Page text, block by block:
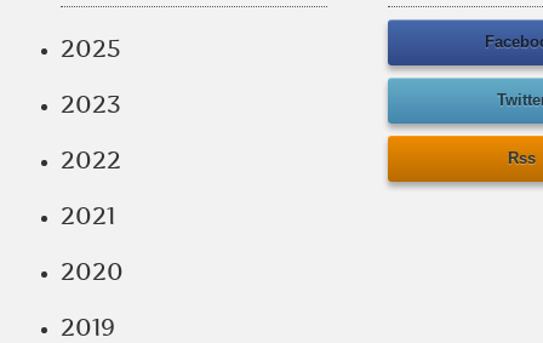
2025
2023
2022
2021
2020
2019
Rss